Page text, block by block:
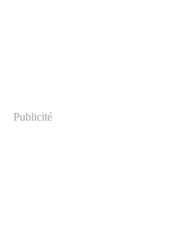
Publicité